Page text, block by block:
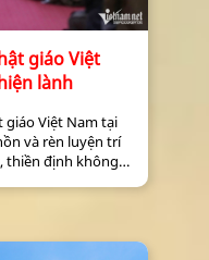
giáo Việt
lành
giáo Việt Nam tại
và rèn luyện trí
thiền định không